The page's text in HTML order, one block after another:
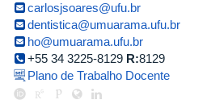
carlosjsoares@ufu.br
dentistica@umuarama.ufu.br
ho@umuarama.ufu.br
+55 34 3225-8129 R:8129
Plano de Trabalho Docente